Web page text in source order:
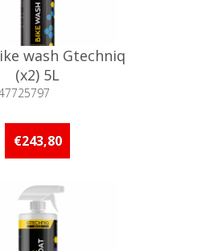
wash Gtechniq
(x2) 5L
Niet voorradig
€243,80